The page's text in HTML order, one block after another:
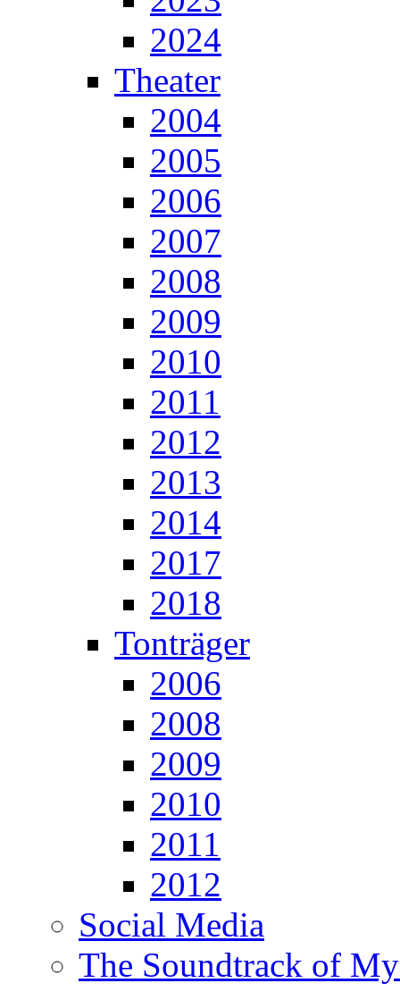
2024
Theater
2004
2005
2006
2007
2008
2009
2010
2011
2012
2013
2014
2017
2018
Tonträger
2006
2008
2009
2010
2011
2012
Social Media
The Soundtrack of